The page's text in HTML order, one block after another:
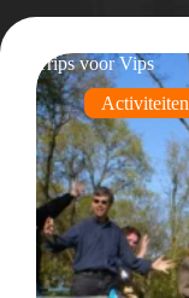
Trips voor Vips
Activiteiten